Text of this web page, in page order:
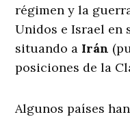
régimen y la
Unidos e Israel
situando a Irán
posiciones de la
Algunos países